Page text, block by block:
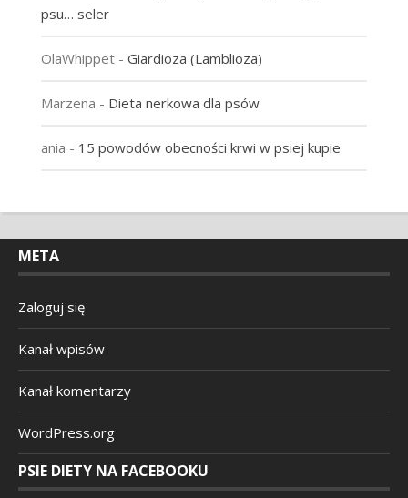
psu… seler
OlaWhippet- Giardioza (Lamblioza)
Marzena - Dieta nerkowa dla psów
ania - 15 powodów obecności krwi w psiej kupie
META
Zaloguj się
Kanał wpisów
Kanał komentarzy
WordPress.org
PSIE DIETY NA FACEBOOKU